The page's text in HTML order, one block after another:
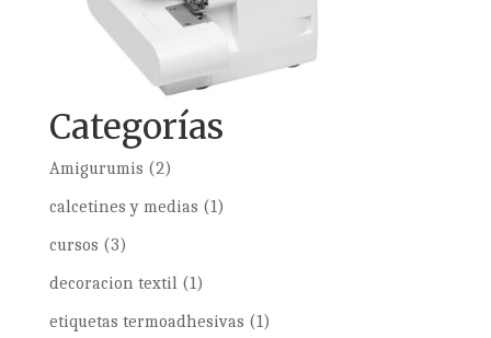
Categorías
Amigurumis (2)
calcetines y medias (1)
cursos (3)
decoracion textil (1)
etiquetas termoadhesivas (1)